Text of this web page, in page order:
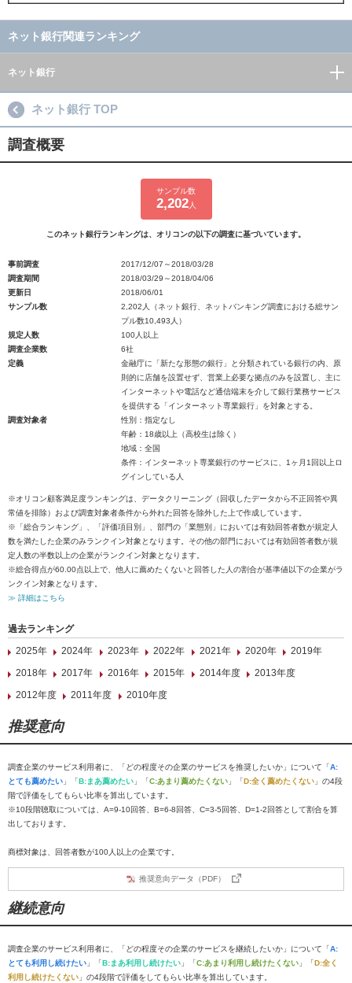
ネット銀行関連ランキング
ネット銀行
ネット銀行 TOP
調査概要
サンプル数
2,202人
このネット銀行ランキングは、オリコンの以下の調査に基づいています。
事前調査
2017/12/07～2018/03/28
調査期間
2018/03/29～2018/04/06
更新日
2018/06/01
サンプル数
2,202人（ネット銀行、ネットバンキング調査における総サン
プル数10,493人）
規定人数
100人以上
調査企業数
6社
定義
金融庁に「新たな形態の銀行」と分類されている銀行の内、原
則的に店舗を設置せず、営業上必要な拠点のみを設置し、主に
インターネットや電話など通信端末を介して銀行業務サービス
を提供する「インターネット専業銀行」を対象とする。
調査対象者
性別：指定なし
年齢：18歳以上（高校生は除く）
地域：全国
条件：インターネット専業銀行のサービスに、1ヶ月1回以上ロ
グインしている人
※オリコン顧客満足度ランキングは、データクリーニング（回収したデータから不正回答や異
常値を排除）および調査対象者条件から外れた回答を除外した上で作成しています。
※「総合ランキング」、「評価項目別」、部門の「業態別」においては有効回答者数が規定人
数を満たした企業のみランクイン対象となります。その他の部門においては有効回答者数が規
定人数の半数以上の企業がランクイン対象となります。
※総合得点が60.00点以上で、他人に薦めたくないと回答した人の割合が基準値以下の企業がラ
ンクイン対象となります。
≫ 詳細はこちら
過去ランキング
2025年
2024年 2023年 2022年 2021年 2020年
2019年
2018年
2017年 2016年 2015年 2014年度
2013年度
2012年度
2011年度 2010年度
推奨意向
調査企業のサービス利用者に、「どの程度その企業のサービスを推奨したいか」について「A:
とても薦めたい 」「B:まあ薦めたい 」「C:あまり薦めたくない 」「D:全く薦めたくない 」の4段
階で評価をしてもらい比率を算出しています。
※10段階聴取については、A=9-10回答、B=6-8回答、C=3-5回答、D=1-2回答として割合を算
出しております。
商標対象は、回答者数が100人以上の企業です。
推奨意向データ（PDF）
継続意向
調査企業のサービス利用者に、「どの程度その企業のサービスを継続したいか」について「A:
とても利用し続けたい 」「B:まあ利用し続けたい 」「C:あまり利用し続けたくない 」「D:全く
利用し続けたくない 」の4段階で評価をしてもらい比率を算出しています。